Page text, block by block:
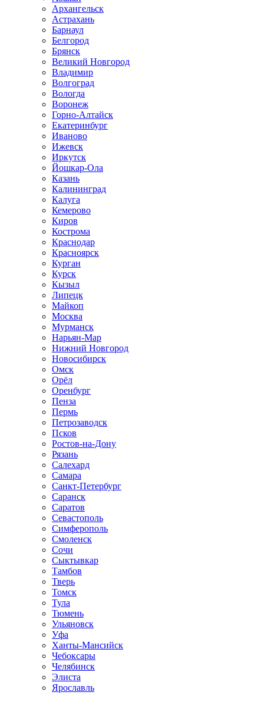
Архангельск
Астрахань
Барнаул
Белгород
Брянск
Великий Новгород
Владимир
Волгоград
Вологда
Воронеж
Горно-Алтайск
Екатеринбург
Иваново
Ижевск
Иркутск
Йошкар-Ола
Казань
Калининград
Калуга
Кемерово
Киров
Кострома
Краснодар
Красноярск
Курган
Курск
Кызыл
Липецк
Майкоп
Москва
Мурманск
Нарьян-Мар
Нижний Новгород
Новосибирск
Омск
Орёл
Оренбург
Пенза
Пермь
Петрозаводск
Псков
Ростов-на-Дону
Рязань
Салехард
Самара
Санкт-Петербург
Саранск
Саратов
Севастополь
Симферополь
Смоленск
Сочи
Сыктывкар
Тамбов
Тверь
Томск
Тула
Тюмень
Ульяновск
Уфа
Ханты-Мансийск
Чебоксары
Челябинск
Элиста
Ярославль